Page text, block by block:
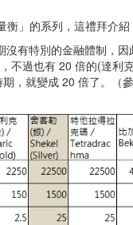
」的系列，這禮拜介紹
有特別的金融體制，
不過也有 20 倍的(達利
，就變成 20 倍了。（